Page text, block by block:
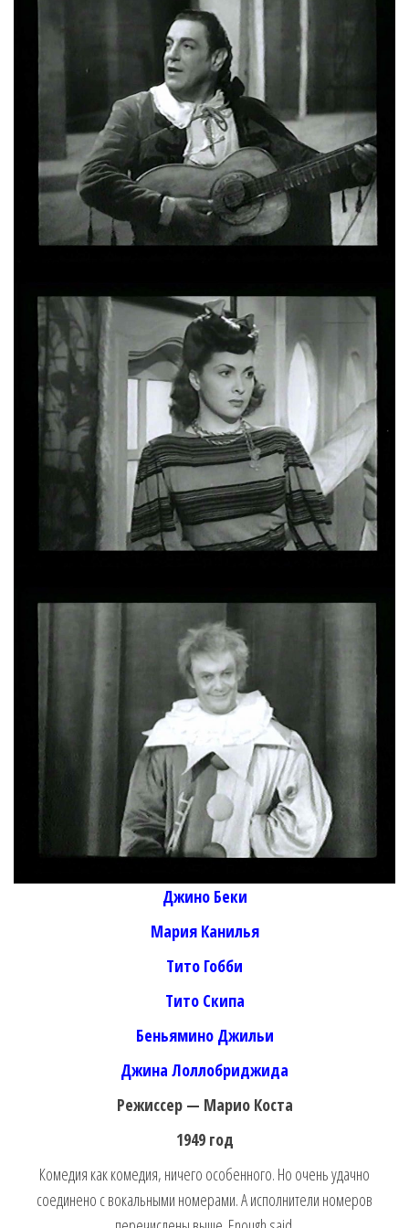
Джино Беки
Мария Канилья
Тито Гобби
Тито Скипа
Беньямино Джильи
Джина Лоллобриджида
Режиссер — Марио Коста
1949 год
Комедия как комедия, ничего особенного. Но очень удачно
соединено с вокальными номерами. А исполнители номеров